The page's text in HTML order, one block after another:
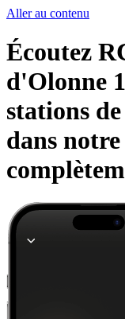
Aller au contenu
Écoutez
d'Olonne
stations
dans